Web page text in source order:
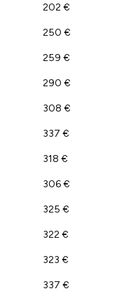
202 €
250 €
259 €
290 €
308 €
337 €
318 €
306 €
325 €
322 €
323 €
337 €